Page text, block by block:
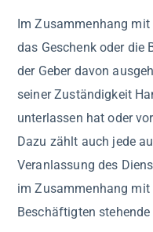
Im Zusammenhang
das Geschenk oder die
der Geber davon
seiner Zuständigkeit
unterlassen hat oder
Dazu zählt auch jede
Veranlassung des
im Zusammenhang
Beschäftigten